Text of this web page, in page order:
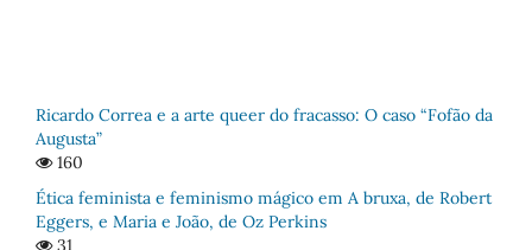
Ricardo Correa e a arte queer do fracasso: O caso “Fofão da
Augusta”
160
Ética feminista e feminismo mágico em A bruxa, de Robert
Eggers, e Maria e João, de Oz Perkins
31